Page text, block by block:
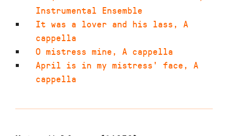
Instrumental Ensemble
It was a lover and his lass, A
cappella
O mistress mine, A cappella
April is in my mistress' face, A
cappella